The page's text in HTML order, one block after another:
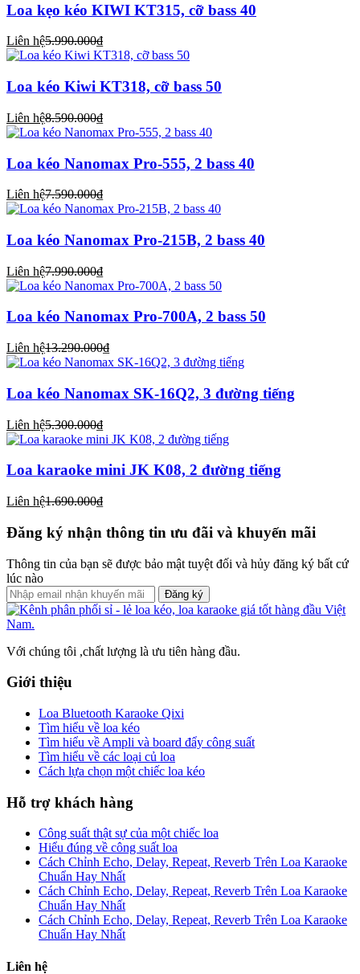
Loa kẹo kéo KIWI KT315, cỡ bass 40
Liên hệ5.990.000₫
Loa kéo Kiwi KT318, cỡ bass 50
Liên hệ8.590.000₫
Loa kéo Nanomax Pro-555, 2 bass 40
Liên hệ7.590.000₫
Loa kéo Nanomax Pro-215B, 2 bass 40
Liên hệ7.990.000₫
Loa kéo Nanomax Pro-700A, 2 bass 50
Liên hệ13.290.000₫
Loa kéo Nanomax SK-16Q2, 3 đường tiếng
Liên hệ5.300.000₫
Loa karaoke mini JK K08, 2 đường tiếng
Liên hệ1.690.000₫
Đăng ký nhận thông tin ưu đãi và khuyến mãi
Thông tin của bạn sẽ được bảo mật tuyệt đối và hủy đăng ký bất cứ
lúc nào
Đăng ký
Với chúng tôi ,chất lượng là ưu tiên hàng đầu.
Giới thiệu
Loa Bluetooth Karaoke Qixi
Tìm hiểu về loa kéo
Tìm hiểu về Ampli và board đẩy công suất
Tìm hiểu về các loại củ loa
Cách lựa chọn một chiếc loa kéo
Hỗ trợ khách hàng
Công suất thật sự của một chiếc loa
Hiểu đúng về công suất loa
Cách Chỉnh Echo, Delay, Repeat, Reverb Trên Loa Karaoke
Chuẩn Hay Nhất
Cách Chỉnh Echo, Delay, Repeat, Reverb Trên Loa Karaoke
Chuẩn Hay Nhất
Cách Chỉnh Echo, Delay, Repeat, Reverb Trên Loa Karaoke
Chuẩn Hay Nhất
Liên hệ